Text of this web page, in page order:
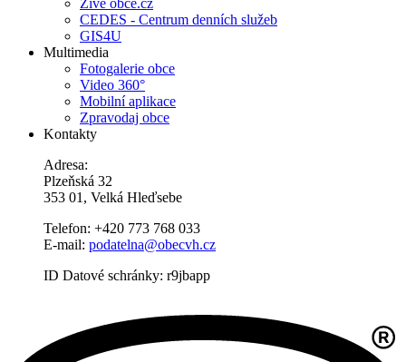
CEDES - Centrum denních služeb
GIS4U
Multimedia
Fotogalerie obce
Video 360°
Mobilní aplikace
Zpravodaj obce
Kontakty
Adresa:
Plzeňská 32
353 01, Velká Hleďsebe
Telefon: +420 773 768 033
E-mail: podatelna@obecvh.cz
ID Datové schránky: r9jbapp